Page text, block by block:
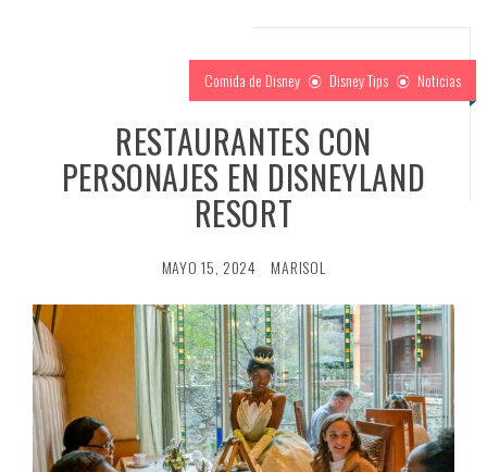
Comida de Disney Disney Tips Noticias
RESTAURANTES CON
PERSONAJES EN DISNEYLAND
RESORT
MAYO 15, 2024 MARISOL